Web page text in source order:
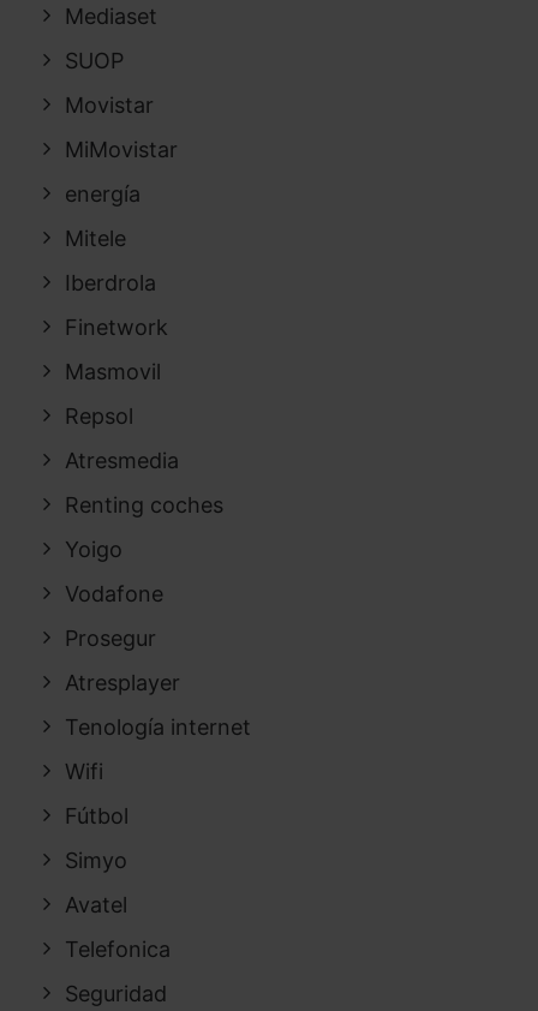
Mediaset
SUOP
Movistar
MiMovistar
energía
Mitele
Iberdrola
Finetwork
Masmovil
Repsol
Atresmedia
Renting coches
Yoigo
Vodafone
Prosegur
Atresplayer
Tenología internet
Wifi
Fútbol
Simyo
Avatel
Telefonica
Seguridad